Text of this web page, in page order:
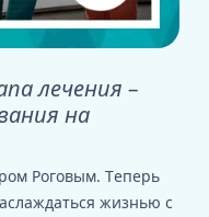
лечения –
на
Роговым. Теперь
жизнью с